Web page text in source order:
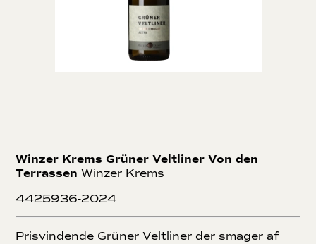
Winzer Krems Grüner Veltliner Von den
Terrassen Winzer Krems
4425936-2024
Prisvindende Grüner Veltliner der smager af